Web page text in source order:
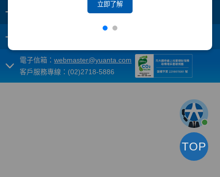
立即了解
+
+
電子信箱： webmaster@yuanta.com
客戶服務專線：(02)2718-5886
TOP